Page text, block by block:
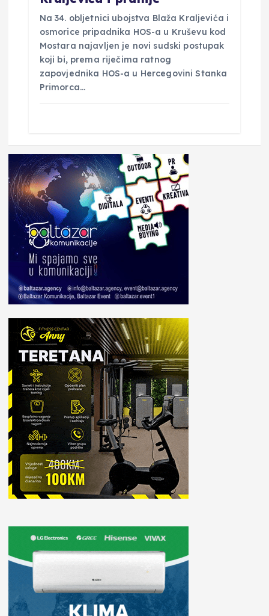
Na 34. obljetnici ubojstva Blaža Kraljevića i
osmorice pripadnika HOS-a u Kruševu kod
Mostara najavljen je novi sudski postupak
koji bi, prema riječima ratnog
zapovjednika HOS-a u Hercegovini Stanka
Primorca…